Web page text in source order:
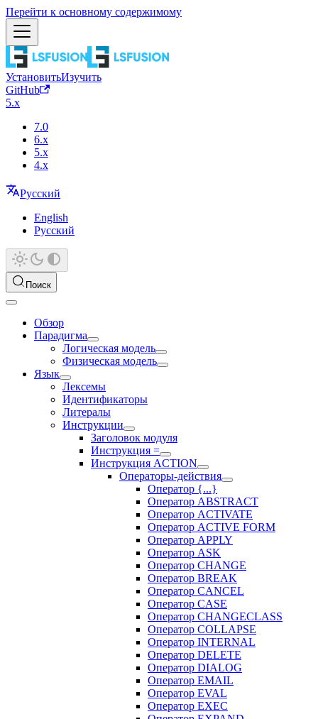
Перейти к основному содержимому
УстановитьИзучить
GitHub
5.x
7.0
6.x
5.x
4.x
Русский
English
Русский
Поиск
Обзор
Парадигма
Логическая модель
Физическая модель
Язык
Лексемы
Идентификаторы
Литералы
Инструкции
Заголовок модуля
Инструкция =
Инструкция ACTION
Операторы-действия
Оператор {...}
Оператор ABSTRACT
Оператор ACTIVATE
Оператор ACTIVE FORM
Оператор APPLY
Оператор ASK
Оператор CHANGE
Оператор BREAK
Оператор CANCEL
Оператор CASE
Оператор CHANGECLASS
Оператор COLLAPSE
Оператор INTERNAL
Оператор DELETE
Оператор DIALOG
Оператор EMAIL
Оператор EVAL
Оператор EXEC